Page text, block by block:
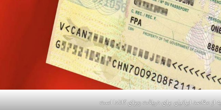
از مقاصد ایرانیان برای دریافت ویزای کانادا است